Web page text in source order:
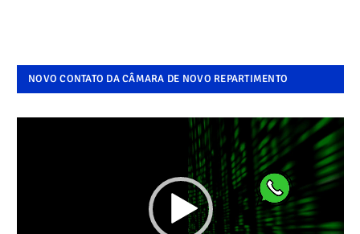
NOVO CONTATO DA CÂMARA DE NOVO REPARTIMENTO